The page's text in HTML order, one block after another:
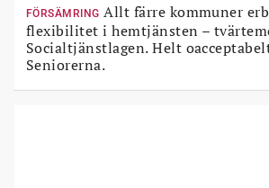
FÖRSÄMRING Allt färre kommuner
flexibilitet i hemtjänsten –
Socialtjänstlagen. Helt
Seniorerna.